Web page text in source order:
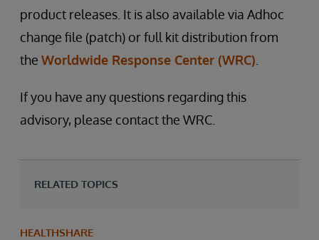
product releases. It is also available via Adhoc
change file (patch) or full kit distribution from
the Worldwide Response Center (WRC)
If you have any questions regarding this
advisory, please contact the WRC.
RELATED TOPICS
HEALTHSHARE